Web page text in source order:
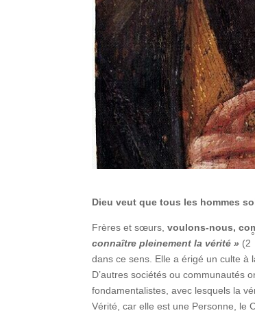
Dieu veut que tous les hommes
Frères et sœurs,voulons-nous,
connaître pleinement la vérité » (2
°
dans ce sens. Elle a érigé un culte à
D’autres sociétés ou communautés
fondamentalistes, avec lesquels la
Vérité, car elle est une Personne, le